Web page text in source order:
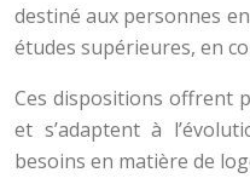
destiné aux personnes
études supérieures, en
Ces dispositions offrent
et s’adaptent à
besoins en matière de